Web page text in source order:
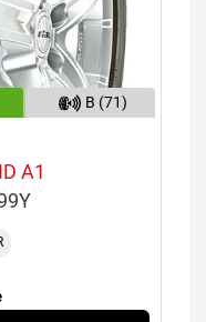
B (71)
A1